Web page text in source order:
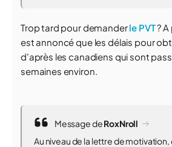
Trop tard pour demanderle PVT? A
est annoncé que les délais pour
d'après les canadiens qui sont
semaines environ.
Message deRoxNroll
Au niveau de la lettre de